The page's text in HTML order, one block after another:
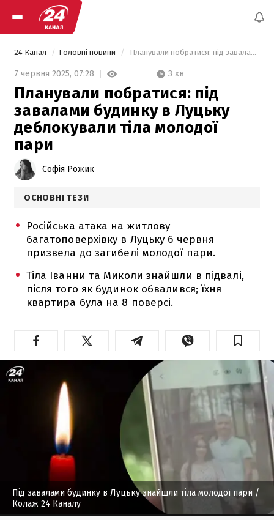
24 Канал Головні новини Планували побратися: під завалами будинку в Луцьку деблокували тіла молодої пари
7 червня 2025, 07:28 3 хв
Планували побратися: під
завалами будинку в Луцьку
деблокували тіла молодої
пари
Софія Рожик
ОСНОВНІ ТЕЗИ
Російська атака на житлову
багатоповерхівку в Луцьку 6 червня
призвела до загибелі молодої пари.
Тіла Іванни та Миколи знайшли в підвалі,
після того як будинок обвалився; їхня
квартира була на 8 поверсі.
Під завалами будинку в Луцьку знайшли тіла молодої пари /
Колаж 24 Каналу